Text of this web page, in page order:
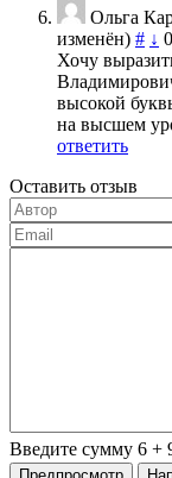
Ольга
изменён) # ↓ 0
Хочу
высокой
на высшем
ответить
Оставить отзыв
Введите сумму 6 +